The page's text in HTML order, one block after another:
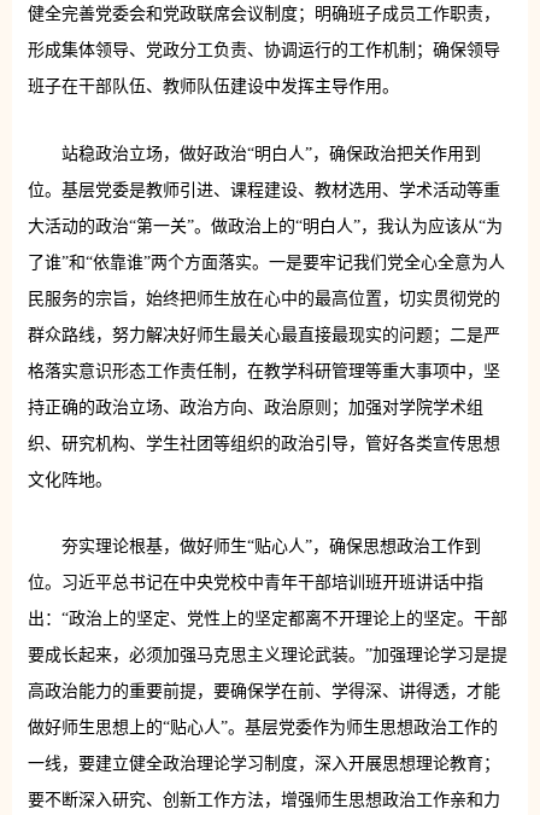
健全完善党委会和党政联席会议制度；明确班子成员工作职责，
形成集体领导、党政分工负责、协调运行的工作机制；确保领导
班子在干部队伍、教师队伍建设中发挥主导作用。
站稳政治立场，做好政治“明白人”，确保政治把关作用到
位。基层党委是教师引进、课程建设、教材选用、学术活动等重
大活动的政治“第一关”。做政治上的“明白人”，我认为应该从“为
了谁”和“依靠谁”两个方面落实。一是要牢记我们党全心全意为人
民服务的宗旨，始终把师生放在心中的最高位置，切实贯彻党的
群众路线，努力解决好师生最关心最直接最现实的问题；二是严
格落实意识形态工作责任制，在教学科研管理等重大事项中，坚
持正确的政治立场、政治方向、政治原则；加强对学院学术组
织、研究机构、学生社团等组织的政治引导，管好各类宣传思想
文化阵地。
夯实理论根基，做好师生“贴心人”，确保思想政治工作到
位。习近平总书记在中央党校中青年干部培训班开班讲话中指
出：“政治上的坚定、党性上的坚定都离不开理论上的坚定。干部
要成长起来，必须加强马克思主义理论武装。”加强理论学习是提
高政治能力的重要前提，要确保学在前、学得深、讲得透，才能
做好师生思想上的“贴心人”。基层党委作为师生思想政治工作的
一线，要建立健全政治理论学习制度，深入开展思想理论教育；
要不断深入研究、创新工作方法，增强师生思想政治工作亲和力